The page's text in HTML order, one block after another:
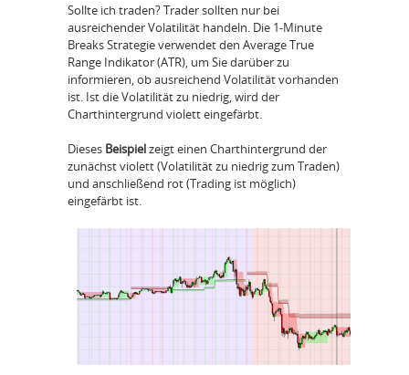
Sollte ich traden? Trader sollten nur bei
ausreichender Volatilität handeln. Die 1-Minute
Breaks Strategie verwendet den Average True
Range Indikator (ATR), um Sie darüber zu
informieren, ob ausreichend Volatilität vorhanden
ist. Ist die Volatilität zu niedrig, wird der
Charthintergrund violett eingefärbt.
Dieses Beispielzeigt einen Charthintergrund der
zunächst violett (Volatilität zu niedrig zum Traden)
und anschließend rot (Trading ist möglich)
eingefärbt ist.